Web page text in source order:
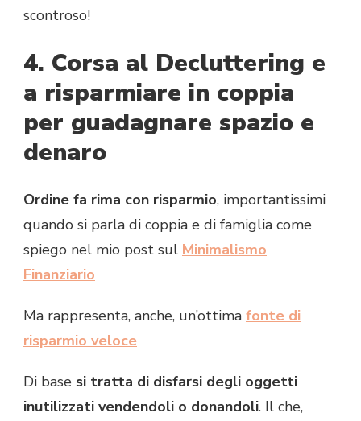
scontroso!
4. Corsa al Decluttering e
a risparmiare in coppia
per guadagnare spazio e
denaro
Ordine fa rima con risparmio, importantissimi
quando si parla di coppia e di famiglia come
spiego nel mio post sul Minimalismo
Finanziario
Ma rappresenta, anche, un’ottima fonte di
risparmio veloce
Di base si tratta di disfarsi degli oggetti
inutilizzati vendendoli o donandoli. Il che,